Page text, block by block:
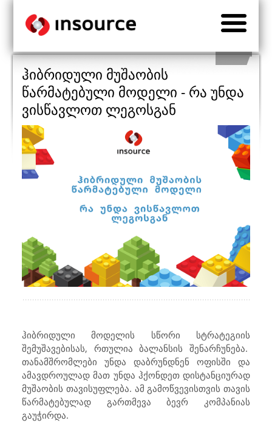
ჰიბრიდული მუშაობის
წარმატებული მოდელი - რა უნდა
ვისწავლოთ ლეგოსგან
ჰიბრიდული მოდელის სწორი სტრატეგიის
შემუშავებისას, რთულია ბალანსის შენარჩუნება.
თანამშრომლები უნდა დაბრუნდნენ ოფისში და
ამავდროულად მათ უნდა ჰქონდეთ დისტანციურად
მუშაობის თავისუფლება. ამ გამოწვევისთვის თავის
წარმატებულად გართმევა ბევრ კომპანიას
გაუჭირდა.